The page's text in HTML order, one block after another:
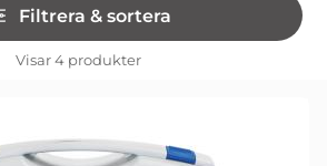
Filtrera & sortera
Visar 4 produkter